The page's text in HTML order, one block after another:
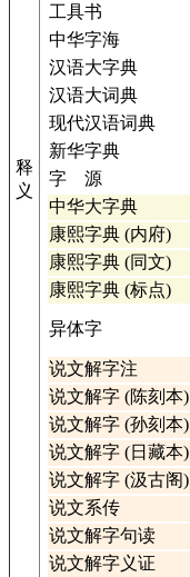
释
义
工具书
中华字海
汉语大字典
汉语大词典
现代汉语词典
新华字典
字 源
中华大字典
康熙字典 (内府)
康熙字典 (同文)
康熙字典 (标点)
异体字
说文解字注
说文解字 (陈刻本)
说文解字 (孙刻本)
说文解字 (日藏本)
说文解字 (汲古阁)
说文系传
说文解字句读
说文解字义证